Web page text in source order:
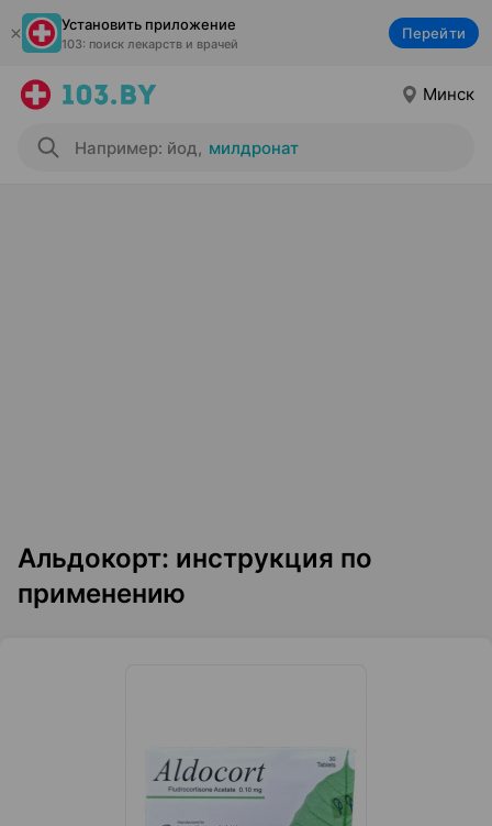
Установить приложение
103: поиск лекарств и врачей
Перейти
Минск
Например: йод, милдронат
Альдокорт: инструкция по
применению